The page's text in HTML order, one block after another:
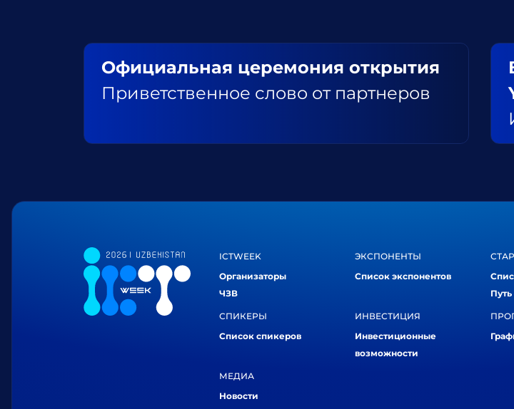
Официальная церемония открытия
Приветственное слово от партнеров
ICTWEEK
Организаторы
ЧЗВ
ЭКСПОНЕНТЫ
Список экспонентов
Путь
СПИКЕРЫ
Список спикеров
ИНВЕСТИЦИЯ
Инвестиционные
возможности
МЕДИА
Новости